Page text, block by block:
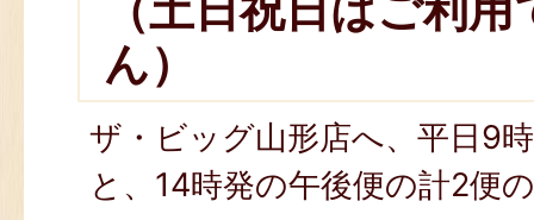
ん）
ザ・ビッグ山形店へ、平日9
と、14時発の午後便の計2便